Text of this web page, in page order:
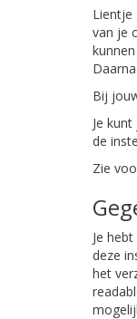
Lientje
van je
Bij
Je
de
Zie
Je
deze
het